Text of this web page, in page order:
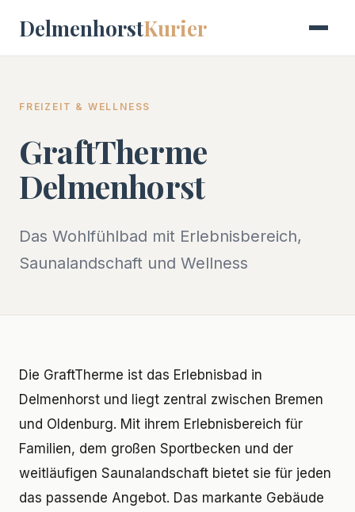
DelmenhorstKurier
FREIZEIT & WELLNESS
GraftTherme
Delmenhorst
Das Wohlfühlbad mit Erlebnisbereich,
Saunalandschaft und Wellness
Die GraftTherme ist das Erlebnisbad in
Delmenhorst und liegt zentral zwischen Bremen
und Oldenburg. Mit ihrem Erlebnisbereich für
Familien, dem großen Sportbecken und der
weitläufigen Saunalandschaft bietet sie für jeden
das passende Angebot. Das markante Gebäude